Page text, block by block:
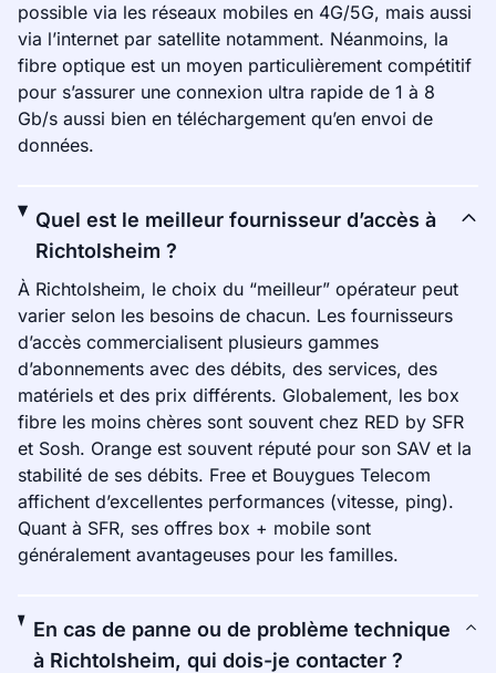
possible via les réseaux mobiles en 4G/5G, mais aussi
via l’internet par satellite notamment. Néanmoins, la
fibre optique est un moyen particulièrement compétitif
pour s’assurer une connexion ultra rapide de 1 à 8
Gb/s aussi bien en téléchargement qu’en envoi de
données.
Quel est le meilleur fournisseur d’accès à
Richtolsheim ?
À Richtolsheim, le choix du “meilleur” opérateur peut
varier selon les besoins de chacun. Les fournisseurs
d’accès commercialisent plusieurs gammes
d’abonnements avec des débits, des services, des
matériels et des prix différents. Globalement, les box
fibre les moins chères sont souvent chez RED by SFR
et Sosh. Orange est souvent réputé pour son SAV et la
stabilité de ses débits. Free et Bouygues Telecom
affichent d’excellentes performances (vitesse, ping).
Quant à SFR, ses offres box + mobile sont
généralement avantageuses pour les familles.
En cas de panne ou de problème technique
à Richtolsheim, qui dois-je contacter ?